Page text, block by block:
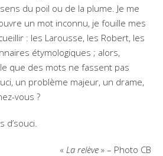
du poil ou de la plume. Je me
un mot inconnu, je fouille mes
: les Larousse, les Robert, les
étymologiques ; alors,
que des mots ne fassent pas
un problème majeur, un drame,
vous ?
d’souci.
« La relève » – Photo CB